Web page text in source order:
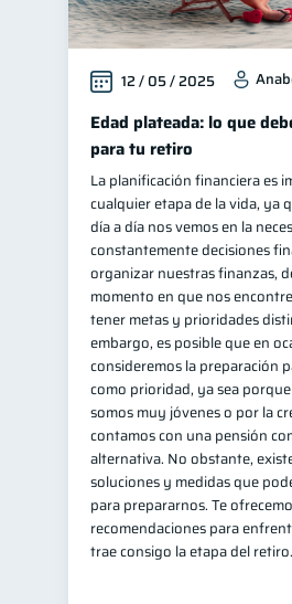
Inclusión financiera 22
Bienestar financiero 22
Finanzas para mujeres 20
Seguridad financiera 13
Salud financiera
Productos financieros 11
Organización Financiera
Préstamos Ahorro
Consejos 6
Tarjeta de crédito
Historial crediticio 6
Ciberseguridad
Servicios 4
Derechos & Deberes
Superintendencia de
Vacaciones
12 / 05 / 2025
Edad plateada: lo que
para tu retiro
La planificación financiera es
cualquier etapa de la vida, ya
día a día nos vemos en la
constantemente decisiones
organizar nuestras finanzas,
momento en que nos
tener metas y prioridades
embargo, es posible que en
consideremos la preparación
como prioridad, ya sea
somos muy jóvenes o por la
contamos con una pensión
alternativa. No obstante,
soluciones y medidas que
para prepararnos. Te
recomendaciones para
trae consigo la etapa del retiro.